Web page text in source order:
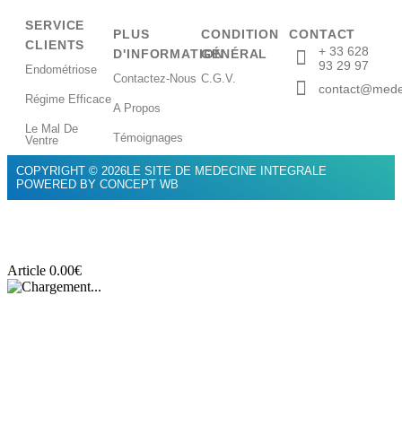
SERVICE
CLIENTS
Endométriose
Régime Efficace
Le Mal De
Ventre
PLUS
D'INFORMATION
Contactez-Nous
A Propos
Témoignages
CONDITION
GÉNÉRAL
C.G.V.
CONTACT
+ 33 628
93 29 97
COPYRIGHT © 2026LE SITE DE MEDECINE INTEGRALE
POWERED BY CONCEPT WB
Article 0.00€